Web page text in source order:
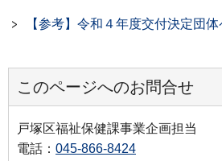
【参考】令和４年度交付決定団
このページへのお問合せ
戸塚区福祉保健課事業企画担当
電話： 045-866-8424